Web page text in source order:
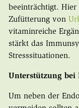
beeinträchtigt.
Zufütterung von
vitaminreiche
stärkt das
Stresssituationen.
Unterstützung bei
Um neben der